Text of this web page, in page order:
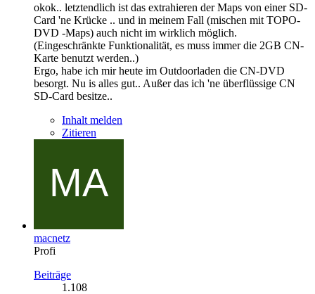
okok.. letztendlich ist das extrahieren der Maps von einer SD-
Card 'ne Krücke .. und in meinem Fall (mischen mit TOPO-
DVD -Maps) auch nicht im wirklich möglich.
(Eingeschränkte Funktionalität, es muss immer die 2GB CN-
Karte benutzt werden..)
Ergo, habe ich mir heute im Outdoorladen die CN-DVD
besorgt. Nu is alles gut.. Außer das ich 'ne überflüssige CN
SD-Card besitze..
Inhalt melden
Zitieren
macnetz
Profi
Beiträge
1.108